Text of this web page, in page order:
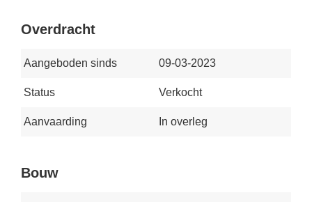
Overdracht
Aangeboden sinds 09-03-2023
Status Verkocht
Aanvaarding In overleg
Bouw